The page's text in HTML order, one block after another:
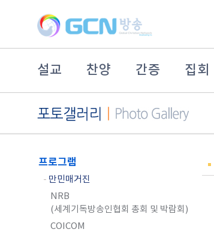
설교 찬양 간증 집회
프로그램
- 만민매거진
NRB
(세계기독방송인협회 총회 및 박람회)
COICOM